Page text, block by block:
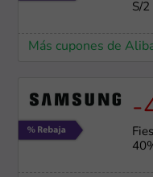
S/2
Más cupones de
-